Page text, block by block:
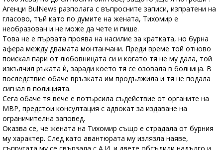
Агенци BulNews разполага с въпросните записи, изпратени на
гласово, тъй като по думите на жената, Тихомир е
необразован и не може да чете и пише.
Това не е първата проява на насилие за кратката, но бурна
афера между двамата монтанчани. Преди време той отново
поискал пари от любовницата си и когато тя не му дала, той
изкълчил ръката ѝ, заради което тя се озовала в болница. В
последствие обаче връзката им продължила и тя не подала
сигнал в полицията.
Сега обаче тя вече е потърсила съдействие от органите на
МВР, предстои консултация с адвокат за издаване на
ограничителна заповед.
Оказва се, че жената на Тихомир също е страдала от бурния
му характер. След като авантюрата му излязла наяве,
съпругата му се свързала с А.И. и двете обсъдили надълго и